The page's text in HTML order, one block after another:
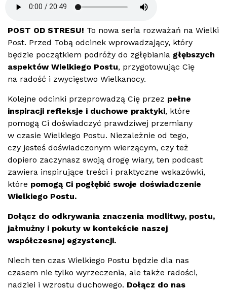
POST OD STRESU! To nowa seria rozważań na Wielki
Post. Przed Tobą odcinek wprowadzający, który
będzie początkiem podróży do zgłębiania głębszych
aspektów Wielkiego Postu, przygotowując Cię
na radość i zwycięstwo Wielkanocy.
Kolejne odcinki przeprowadzą Cię przez pełne
inspiracji refleksje i duchowe praktyki, które
pomogą Ci doświadczyć prawdziwej przemiany
w czasie Wielkiego Postu. Niezależnie od tego,
czy jesteś doświadczonym wierzącym, czy też
dopiero zaczynasz swoją drogę wiary, ten podcast
zawiera inspirujące treści i praktyczne wskazówki,
które pomogą Ci pogłębić swoje doświadczenie
Wielkiego Postu.
Dołącz do odkrywania znaczenia modlitwy, postu,
jałmużny i pokuty w kontekście naszej
współczesnej egzystencji.
Niech ten czas Wielkiego Postu będzie dla nas
czasem nie tylko wyrzeczenia, ale także radości,
nadziei i wzrostu duchowego. Dołącz do nas